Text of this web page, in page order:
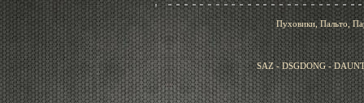
Пуховики, Пальто,
SAZ - DSGDONG -